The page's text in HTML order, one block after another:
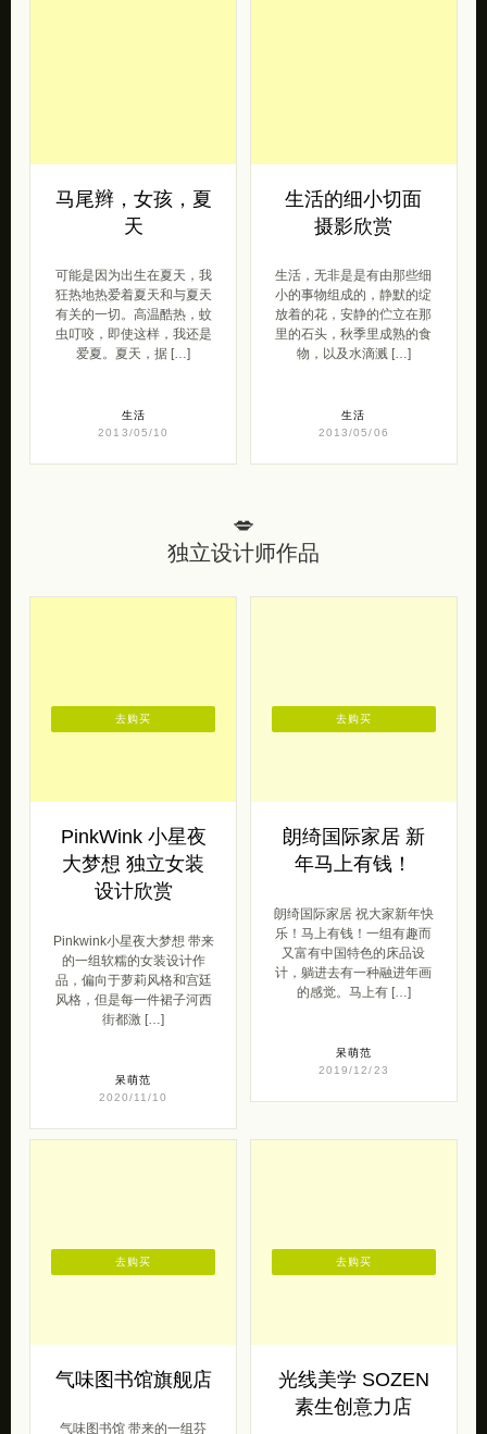
马尾辫，女孩，夏
天
可能是因为出生在夏天，我
狂热地热爱着夏天和与夏天
有关的一切。高温酷热，蚊
虫叮咬，即使这样，我还是
爱夏。夏天，据 […]
生活
2013/05/10
生活的细小切面
摄影欣赏
生活，无非是是有由那些细
小的事物组成的，静默的绽
放着的花，安静的伫立在那
里的石头，秋季里成熟的食
物，以及水滴溅 […]
生活
2013/05/06
💋
独立设计师作品
PinkWink 小星夜
大梦想 独立女装
设计欣赏
Pinkwink小星夜大梦想 带来
的一组软糯的女装设计作
品，偏向于萝莉风格和宫廷
风格，但是每一件裙子河西
街都激 […]
呆萌范
2020/11/10
去购买
朗绮国际家居 新
年马上有钱！
朗绮国际家居 祝大家新年快
乐！马上有钱！一组有趣而
又富有中国特色的床品设
计，躺进去有一种融进年画
的感觉。马上有 […]
呆萌范
2019/12/23
去购买
气味图书馆旗舰店
气味图书馆 带来的一组芬
去购买
光线美学 SOZEN
素生创意力店
去购买